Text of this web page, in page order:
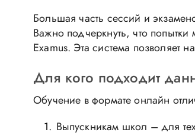
Большая часть сессий и
Важно подчеркнуть, что
Examus. Эта система позволяет
Для кого подходит
Обучение в формате онлайн
Выпускникам школ – для